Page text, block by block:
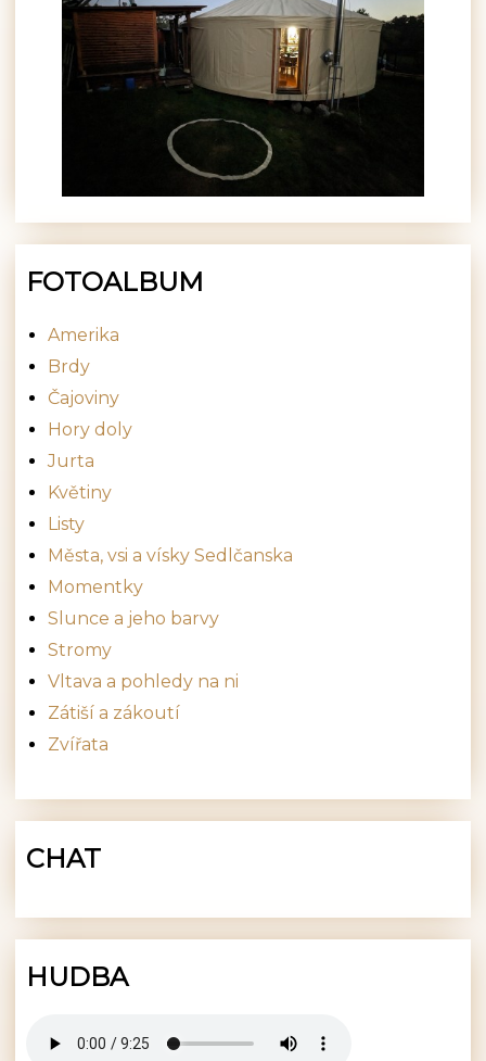
FOTOALBUM
Amerika
Brdy
Čajoviny
Hory doly
Jurta
Květiny
Listy
Města, vsi a vísky Sedlčanska
Momentky
Slunce a jeho barvy
Stromy
Vltava a pohledy na ni
Zátiší a zákoutí
Zvířata
CHAT
HUDBA